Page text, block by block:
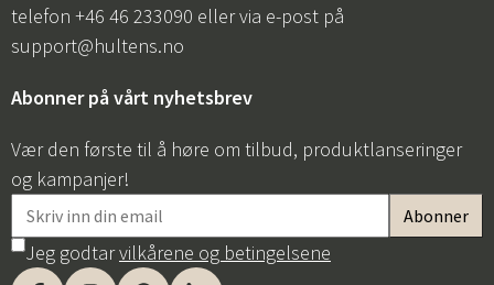
telefon +46 46 233090 eller via e-post på
support@hultens.no
Abonner på vårt nyhetsbrev
Vær den første til å høre om tilbud, produktlanseringer
og kampanjer!
Jeg godtarvilkårene og betingelsene